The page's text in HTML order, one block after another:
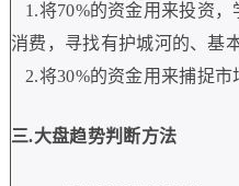
1.将70%的资金用来投资，
消费，寻找有护城河的、基
2.将30%的资金用来捕捉市
三.大盘趋势判断方法